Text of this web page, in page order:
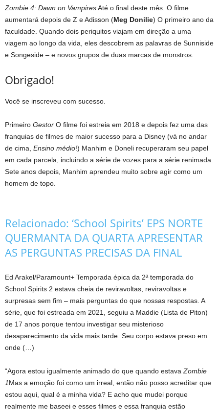
Zombie 4: Dawn on VampiresAté o final deste mês. O filme
aumentará depois de Z e Adisson (Meg Donilie) O primeiro ano da
faculdade. Quando dois periquitos viajam em direção a uma
viagem ao longo da vida, eles descobrem as palavras de Sunniside
e Songeside – e novos grupos de duas marcas de monstros.
Obrigado!
Você se inscreveu com sucesso.
Primeiro Gestor O filme foi estreia em 2018 e depois fez uma das
franquias de filmes de maior sucesso para a Disney (vá no andar
de cima, Ensino médio!) Manhim e Doneli recuperaram seu papel
em cada parcela, incluindo a série de vozes para a série renimada.
Sete anos depois, Manhim aprendeu muito sobre agir como um
homem de topo.
Relacionado: ‘School Spirits’ EPS NORTE
QUERMANTA DA QUARTA APRESENTAR
AS PERGUNTAS PRECISAS DA FINAL
Ed Arakel/Paramount+ Temporada épica da 2ª temporada do
School Spirits 2 estava cheia de reviravoltas, reviravoltas e
surpresas sem fim – mais perguntas do que nossas respostas. A
série, que foi estreada em 2021, seguiu a Maddie (Lista de Piton)
de 17 anos porque tentou investigar seu misterioso
desaparecimento da vida mais tarde. Seu corpo estava preso em
onde (…)
“Agora estou igualmente animado do que quando estava Zombie
1Mas a emoção foi como um irreal, então não posso acreditar que
estou aqui, qual é a minha vida? E acho que mudei porque
realmente me baseei e esses filmes e essa franquia estão